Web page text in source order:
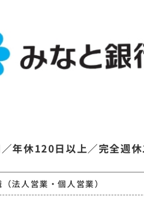
年休120日以上／完全週
法人営業・個人営業）